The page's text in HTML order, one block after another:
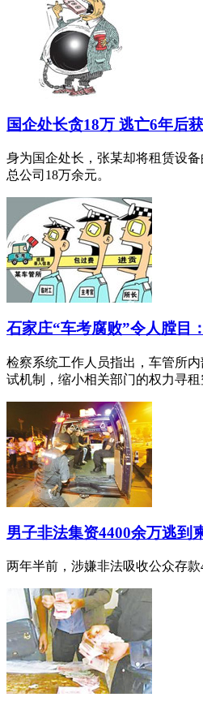
国企处长贪18万 逃亡6年后
身为国企处长，张某却将租赁设
总公司18万余元。
石家庄“车考腐败”令人膛目
检察系统工作人员指出，车管所
试机制，缩小相关部门的权力寻租
男子非法集资4400余万逃到
两年半前，涉嫌非法吸收公众存